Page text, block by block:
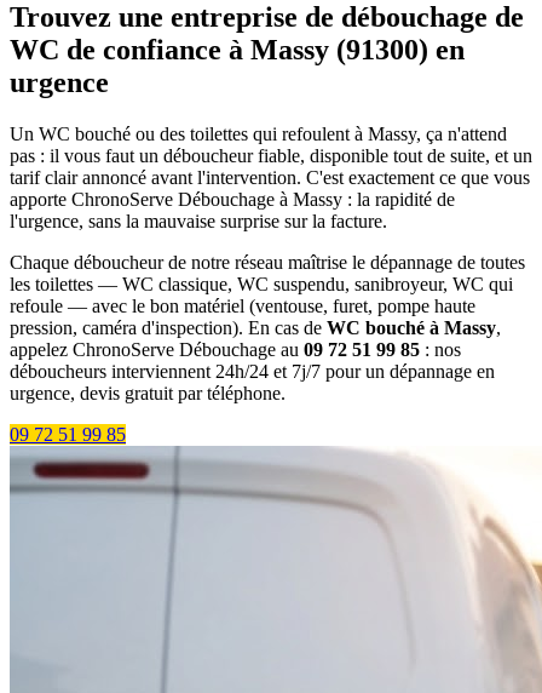
Trouvez une entreprise de débouchage de
WC de confiance à Massy (91300) en
urgence
Un WC bouché ou des toilettes qui refoulent à Massy, ça n'attend
pas : il vous faut un déboucheur fiable, disponible tout de suite, et un
tarif clair annoncé avant l'intervention. C'est exactement ce que vous
apporte ChronoServe Débouchage à Massy : la rapidité de
l'urgence, sans la mauvaise surprise sur la facture.
Chaque déboucheur de notre réseau maîtrise le dépannage de toutes
les toilettes — WC classique, WC suspendu, sanibroyeur, WC qui
refoule — avec le bon matériel (ventouse, furet, pompe haute
pression, caméra d'inspection). En cas de WC bouché à Massy,
appelez ChronoServe Débouchage au 09 72 51 99 85 : nos
déboucheurs interviennent 24h/24 et 7j/7 pour un dépannage en
urgence, devis gratuit par téléphone.
09 72 51 99 85